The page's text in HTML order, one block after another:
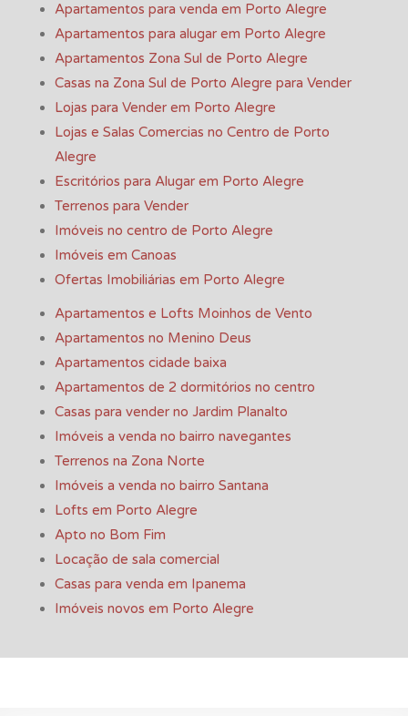
Apartamentos para venda em Porto Alegre
Apartamentos para alugar em Porto Alegre
Apartamentos Zona Sul de Porto Alegre
Casas na Zona Sul de Porto Alegre para Vender
Lojas para Vender em Porto Alegre
Lojas e Salas Comercias no Centro de Porto
Alegre
Escritórios para Alugar em Porto Alegre
Terrenos para Vender
Imóveis no centro de Porto Alegre
Imóveis em Canoas
Ofertas Imobiliárias em Porto Alegre
Apartamentos e Lofts Moinhos de Vento
Apartamentos no Menino Deus
Apartamentos cidade baixa
Apartamentos de 2 dormitórios no centro
Casas para vender no Jardim Planalto
Imóveis a venda no bairro navegantes
Terrenos na Zona Norte
Imóveis a venda no bairro Santana
Lofts em Porto Alegre
Apto no Bom Fim
Locação de sala comercial
Casas para venda em Ipanema
Imóveis novos em Porto Alegre